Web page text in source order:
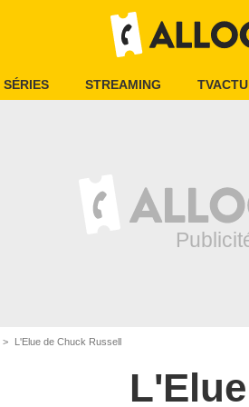
SÉRIES STREAMING TVACTU
L'Elue de Chuck Russell
L'Elue